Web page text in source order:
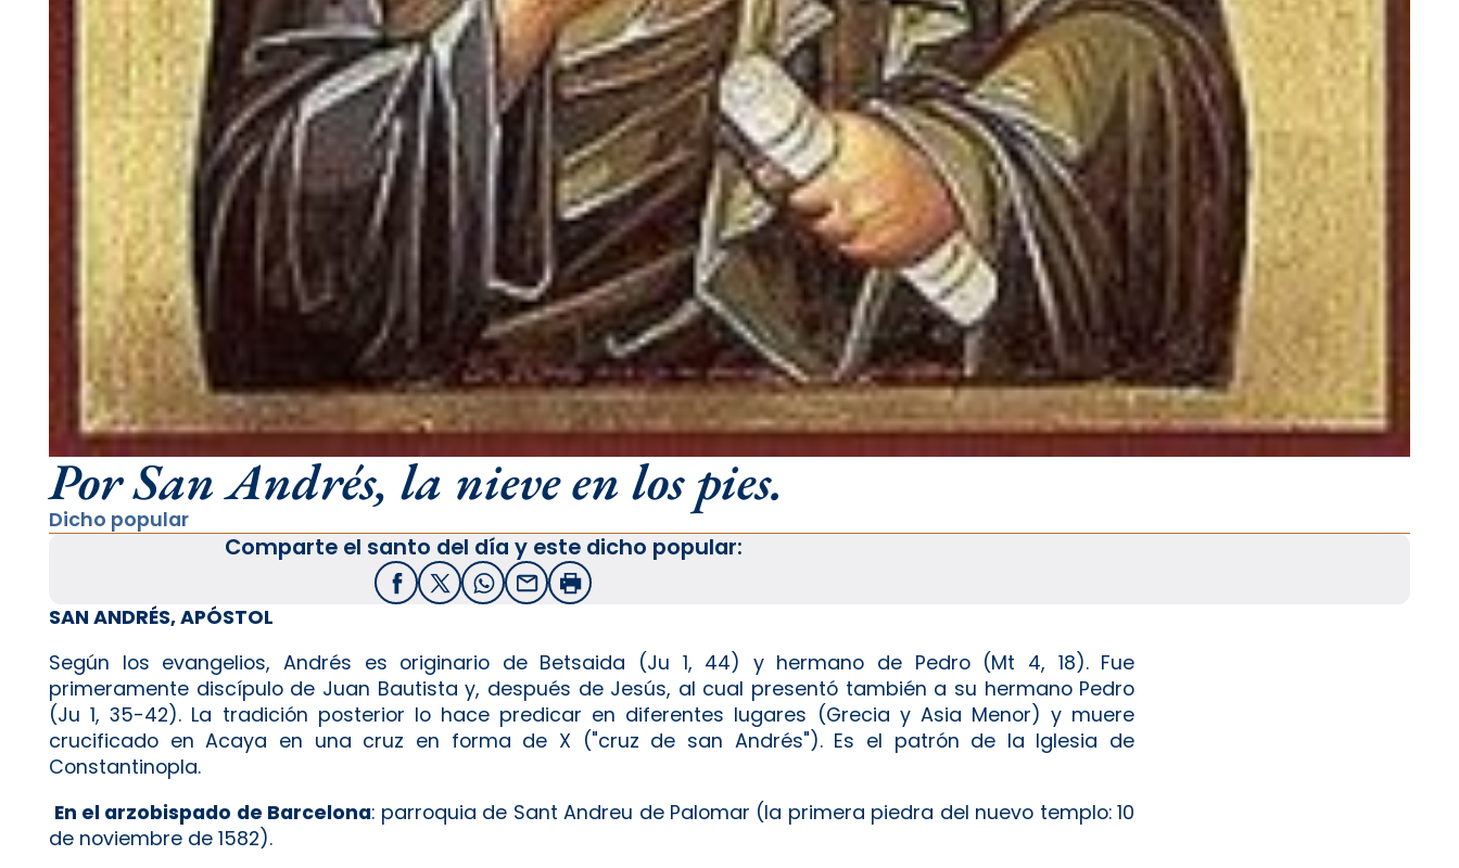
Por San Andrés, la nieve en los pies.
Dicho popular
Comparte el santo del día y este dicho popular:
FacebookX / Twitter
WhatsApp
EmailImprimir
SAN AN­DRÉS, APÓS­TOL
Según los evangelios, Andrés es originario de Betsaida (Ju 1, 44) y hermano de Pedro (Mt 4, 18). Fue
primeramente discípulo de Juan Bautista y, después de Jesús, al cual presentó también a su hermano Pedro
(Ju 1, 35-42). La tradición posterior lo hace predicar en diferentes lugares (Grecia y Asia Menor) y muere
crucificado en Acaya en una cruz en forma de X ("cruz de san Andrés"). Es el patrón de la Iglesia de
Constantinopla.
En el arzobispado de Barcelona: parroquia de Sant Andreu de Palomar (la primera piedra del nuevo templo: 10
de noviembre de 1582).